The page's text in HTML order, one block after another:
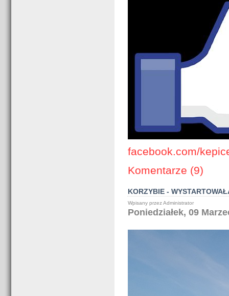
facebook.com/
Komentarze (9)
KORZYBIE -
Wpisany przez Administrator
Poniedziałek, 09